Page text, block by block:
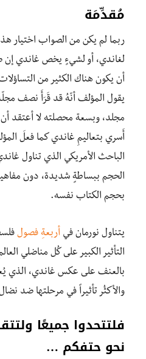
مُقدِّمَة
ربما لم يكن من الصواب اختيار
لغاندي، أو لشيءٍ يخص غاندي
أن يكون هناك الكثير من
مجلد، وبسعة محصلته لا أعتقد
أَسري بتعاليمِ غاندي كما فعلَ
الباحث الأمريكي الذي تناول
الحجم ببساطةٍ شديدة، دون
بحجم الكتاب نفسه.
يتناول نورمان في أربعةِ فصول
التأثير الكبير على كُل مناضلي
بالعنف على عكس غاندي، الذي
والأكثُر تأثيراً في مرحلتها ضد
فلتتحدوا جميعًا
نحو حتفكم …